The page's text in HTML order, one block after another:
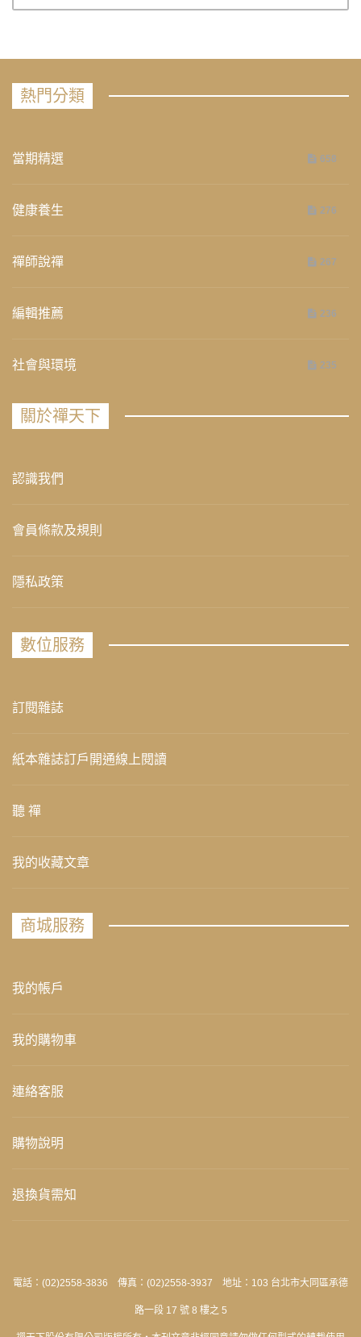
熱門分類
當期精選 658
健康養生 276
禪師說禪 267
編輯推薦 236
社會與環境 235
關於禪天下
認識我們
會員條款及規則
隱私政策
數位服務
訂閱雜誌
紙本雜誌訂戶開通線上閱讀
聽 禪
我的收藏文章
商城服務
我的帳戶
我的購物車
連絡客服
購物說明
退換貨需知
電話：(02)2558-3836 傳真：(02)2558-3937 地址：103 台北市大同區承德
路一段 17 號 8 樓之 5